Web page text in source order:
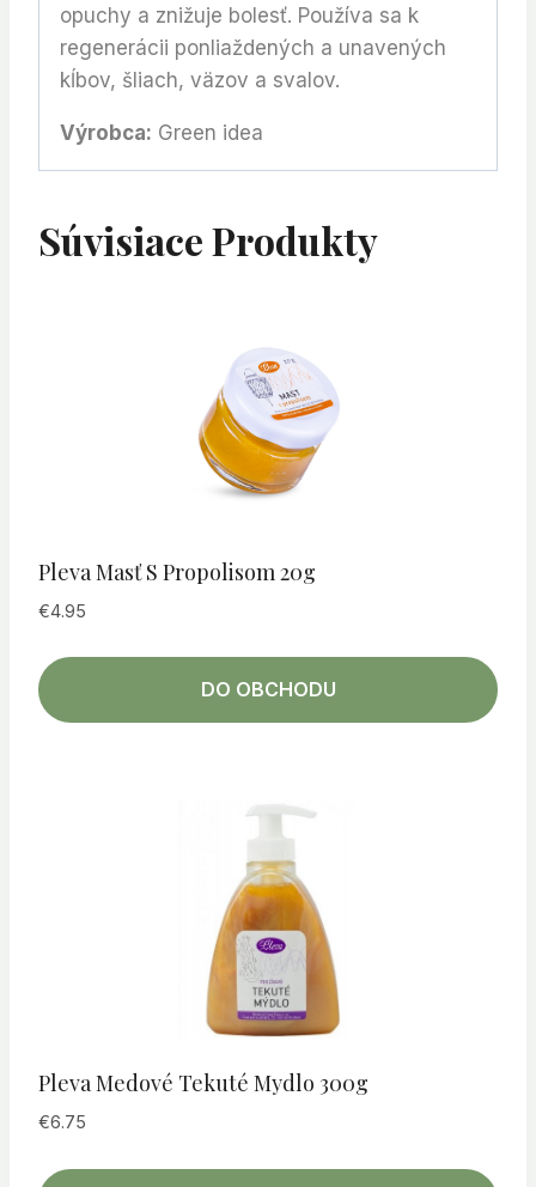
opuchy a znižuje bolesť. Používa sa k
regenerácii ponliaždených a unavených
kĺbov, šliach, väzov a svalov.
Výrobca: Green idea
Súvisiace Produkty
Pleva Masť S Propolisom 20g
€4.95
DO OBCHODU
Pleva Medové Tekuté Mydlo 300g
€6.75